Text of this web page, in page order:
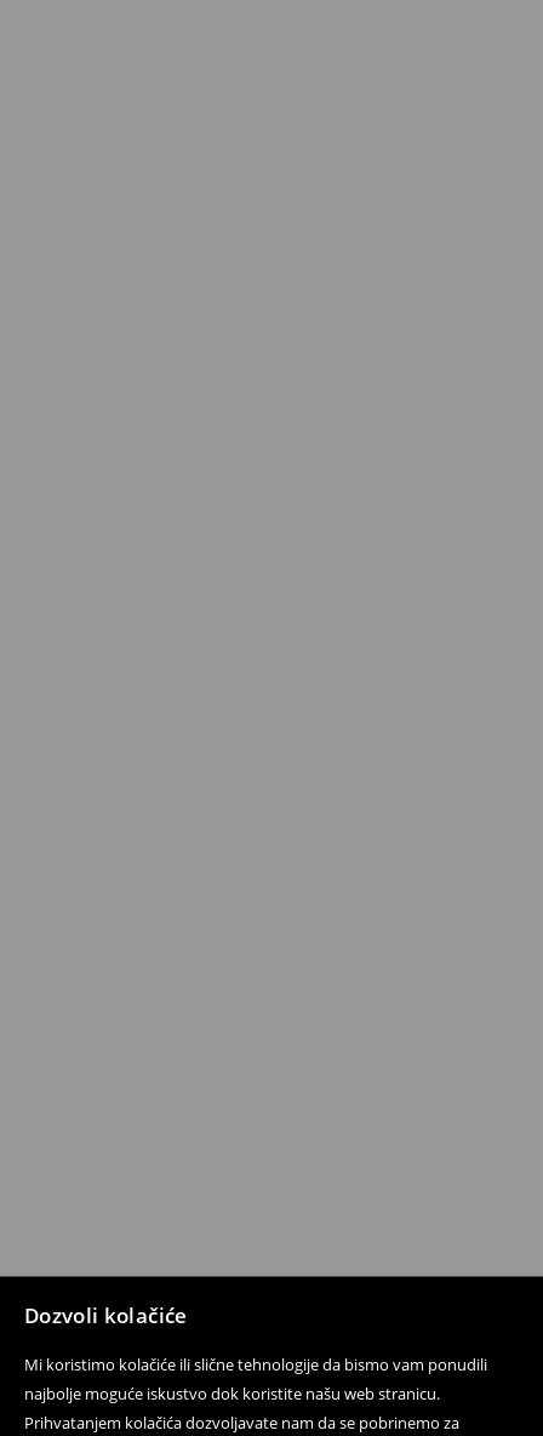
Dozvoli kolačiće
Mi koristimo kolačiće ili slične tehnologije da bismo vam ponudili
najbolje moguće iskustvo dok koristite našu web stranicu.
Prihvatanjem kolačića dozvoljavate nam da se pobrinemo za